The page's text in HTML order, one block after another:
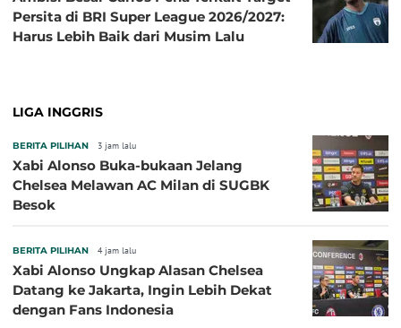
Persita di BRI Super League 2026/2027:
Harus Lebih Baik dari Musim Lalu
LIGA INGGRIS
BERITA PILIHAN 3 jam lalu
Xabi Alonso Buka-bukaan Jelang
Chelsea Melawan AC Milan di SUGBK
Besok
BERITA PILIHAN 4 jam lalu
Xabi Alonso Ungkap Alasan Chelsea
Datang ke Jakarta, Ingin Lebih Dekat
dengan Fans Indonesia